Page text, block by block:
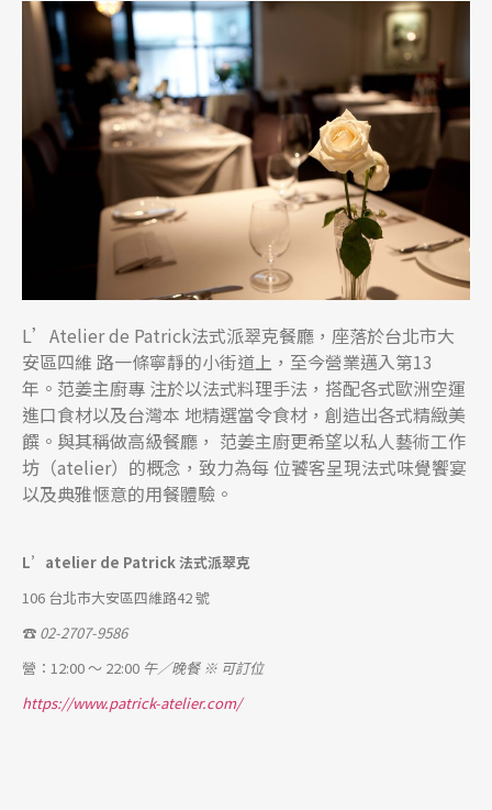
L’Atelier de Patrick法式派翠克餐廳，座落於台北市大
安區四維 路一條寧靜的小街道上，至今營業邁入第13
年。范姜主廚專 注於以法式料理手法，搭配各式歐洲空運
進口食材以及台灣本 地精選當令食材，創造出各式精緻美
饌。與其稱做高級餐廳， 范姜主廚更希望以私人藝術工作
坊（atelier）的概念，致力為每 位饕客呈現法式味覺饗宴
以及典雅愜意的用餐體驗。
L’atelier de Patrick 法式派翠克
106 台北市大安區四維路42 號
☎ 02-2707-9586
營：12:00 ～ 22:00 午／晚餐 ※ 可訂位
https://www.patrick-atelier.com/